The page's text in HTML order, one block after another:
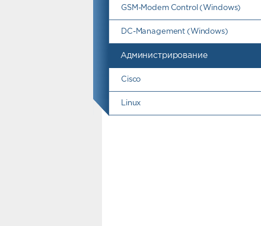
GSM-Modem Control (Windows)
DC-Management (Windows)
Администрирование
Cisco
Linux